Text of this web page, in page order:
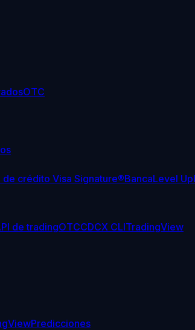
OTC
de crédito Visa Signature®BancaLevel Up
de tradingOTCCDCX CLITradingView
Predicciones